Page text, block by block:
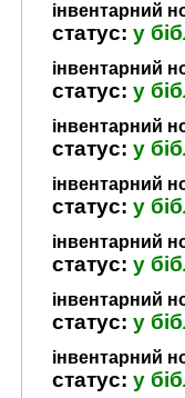
інвентарний
статус: у
інвентарний
статус: у
інвентарний
статус: у
інвентарний
статус: у
інвентарний
статус: у
інвентарний
статус: у
інвентарний
статус: у